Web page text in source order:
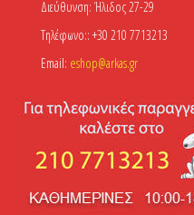
Διεύθυνση: Ήλιδος 27-29
Τηλέφωνο:: +30 210 7713213
Email: eshop@arkas.gr